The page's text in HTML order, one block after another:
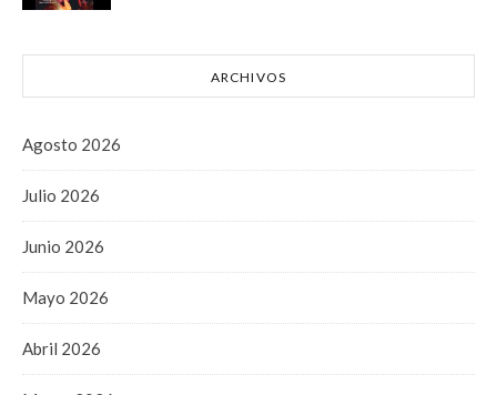
ARCHIVOS
Agosto 2026
Julio 2026
Junio 2026
Mayo 2026
Abril 2026